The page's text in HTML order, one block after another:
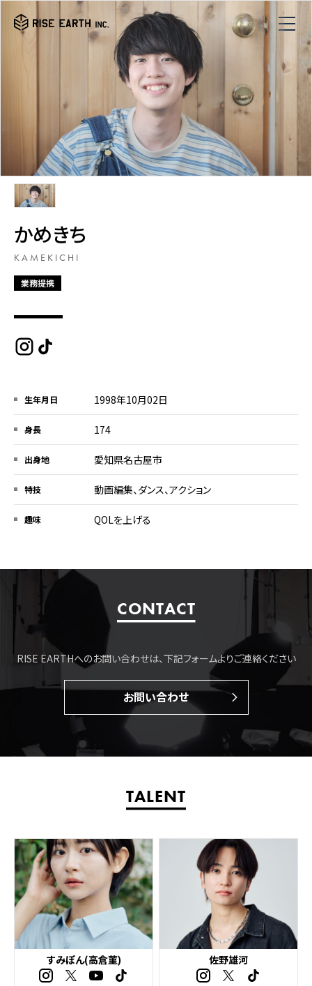
かめきち
KAMEKICHI
業務提携
生年月日 1998年10月02日
身長 174
出身地 愛知県名古屋市
特技 動画編集、ダンス、アクション
趣味 QOLを上げる
CONTACT
RISE EARTHへのお問い合わせは、下記フォームよりご連絡ください
お問い合わせ
TALENT
すみぽん(高倉菫) 佐野雄河